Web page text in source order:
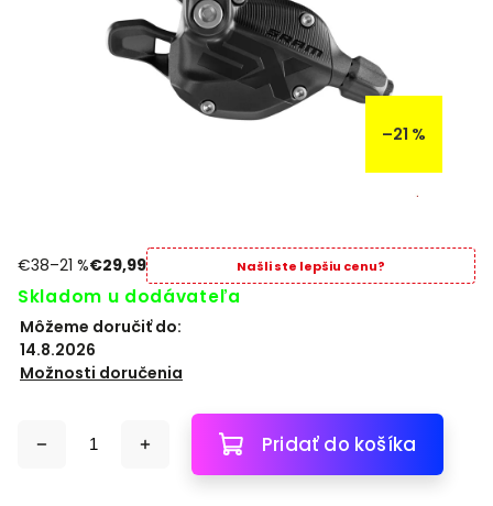
–21 %
€38–21 %€29,99 Našli ste lepšiu cenu?
Skladom u dodávateľa
Môžeme doručiť do:
14.8.2026
Možnosti doručenia
Pridať do košíka